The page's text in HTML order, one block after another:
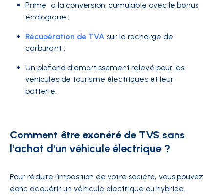
Prime à la conversion, cumulable avec le bonus
écologique ;
Récupération de TVA sur la recharge de
carburant ;
Un plafond d'amortissement relevé pour les
véhicules de tourisme électriques et leur
batterie.
Comment être exonéré de TVS sans
l'achat d'un véhicule électrique ?
Pour réduire l’imposition de votre société, vous pouvez
donc acquérir un véhicule électrique ou hybride.